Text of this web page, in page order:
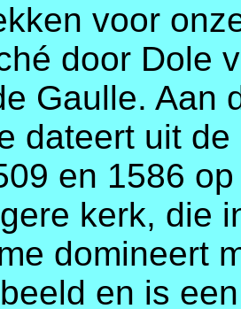
voor
door Dole
Gaulle. Aan
dateert uit
en 1586
kerk, die
domineert
en is